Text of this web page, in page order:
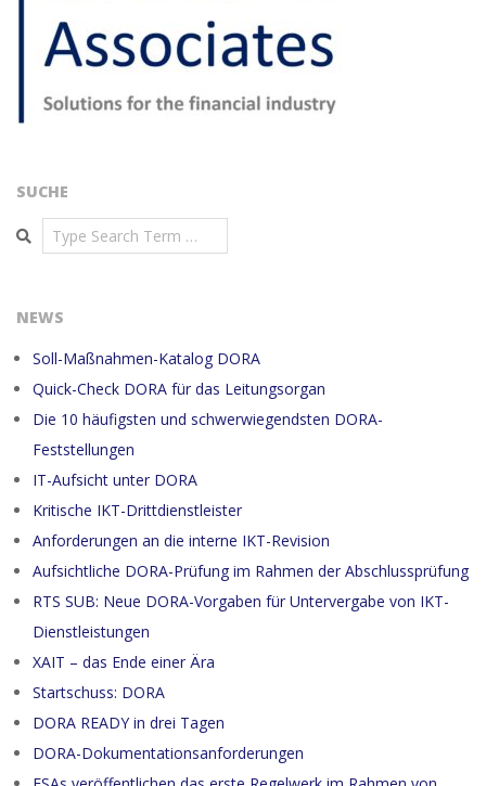
SUCHE
Search
NEWS
Soll-Maßnahmen-Katalog DORA
Quick-Check DORA für das Leitungsorgan
Die 10 häufigsten und schwerwiegendsten DORA-
Feststellungen
IT-Aufsicht unter DORA
Kritische IKT-Drittdienstleister
Anforderungen an die interne IKT-Revision
Aufsichtliche DORA-Prüfung im Rahmen der Abschlussprüfung
RTS SUB: Neue DORA-Vorgaben für Untervergabe von IKT-
Dienstleistungen
XAIT – das Ende einer Ära
Startschuss: DORA
DORA READY in drei Tagen
DORA-Dokumentationsanforderungen